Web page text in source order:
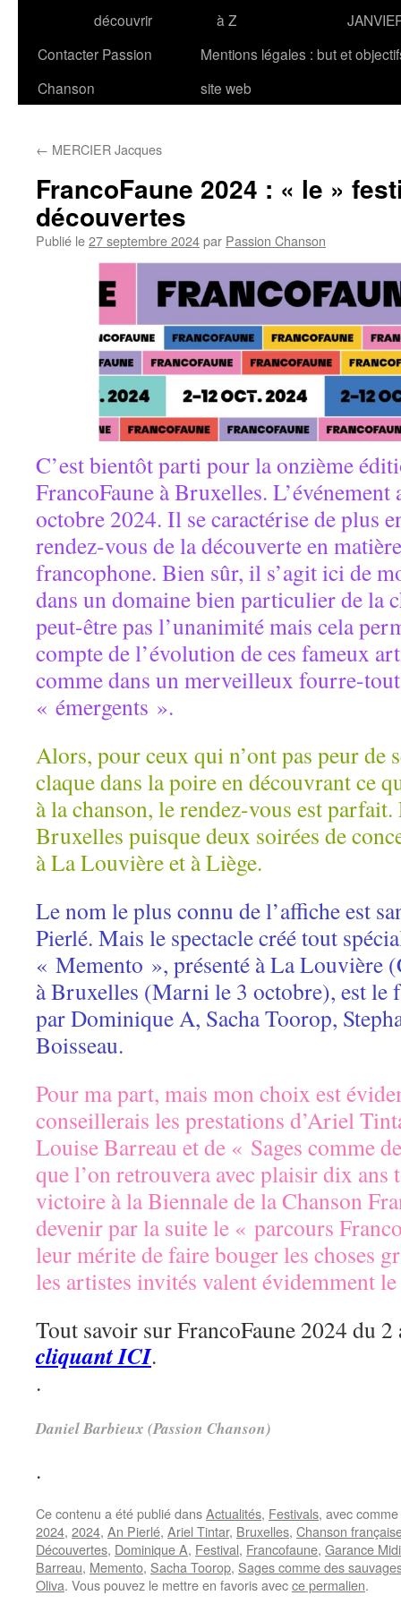
découvrir
à Z
Contacter Passion
Chanson
Mentions légales : but et
site web
← MERCIER Jacques
FrancoFaune 2024 : « le »
découvertes
Publié le27 septembre 2024par Passion Chanson
C’est bientôt parti pour la onzième
FrancoFaune à Bruxelles.
octobre 2024. Il se caractérise de plus
rendez-vous de la découverte en
francophone. Bien sûr, il s’agit ici de
dans un domaine bien particulier de la
peut-être pas l’unanimité mais cela
compte de l’évolution de ces fameux
comme dans un merveilleux fourre-
« émergents ».
Alors, pour ceux qui n’ont pas peur de
claque dans la poire en découvrant ce
à la chanson, le rendez-vous est parfait.
Bruxelles puisque deux soirées de
à La Louvière et à Liège.
Le nom le plus connu de l’affiche est
Pierlé. Mais le spectacle créé tout
« Memento », présenté à La Louvière
à Bruxelles (Marni le 3 octobre), est le
par Dominique A, Sacha Toorop,
Boisseau.
Pour ma part, mais mon choix est
conseillerais les prestations d’Ariel
Louise Barreau et de « Sages comme
que l’on retrouvera avec plaisir dix ans
victoire à la Biennale de la Chanson
devenir par la suite le « parcours
leur mérite de faire bouger les choses
les artistes invités valent évidemment
Tout savoir sur FrancoFaune 2024 du 2
cliquant ICI.
.
Daniel Barbieux (Passion Chanson)
.
Ce contenu a été publié dansActualités, Festivals, avec
2024, 2024, An Pierlé, Ariel Tintar, Bruxelles, Chanson
Découvertes, Dominique A, Festival, Francofaune, Garance Midi
Barreau, Memento, Sacha Toorop, Sages comme des
Oliva. Vous pouvez le mettre en favoris avecce permalien.